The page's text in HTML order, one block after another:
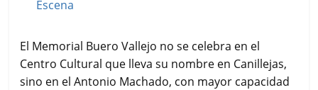
El Memorial Buero Vallejo no se celebra en el
Centro Cultural que lleva su nombre en Canillejas,
sino en el Antonio Machado, con mayor capacidad